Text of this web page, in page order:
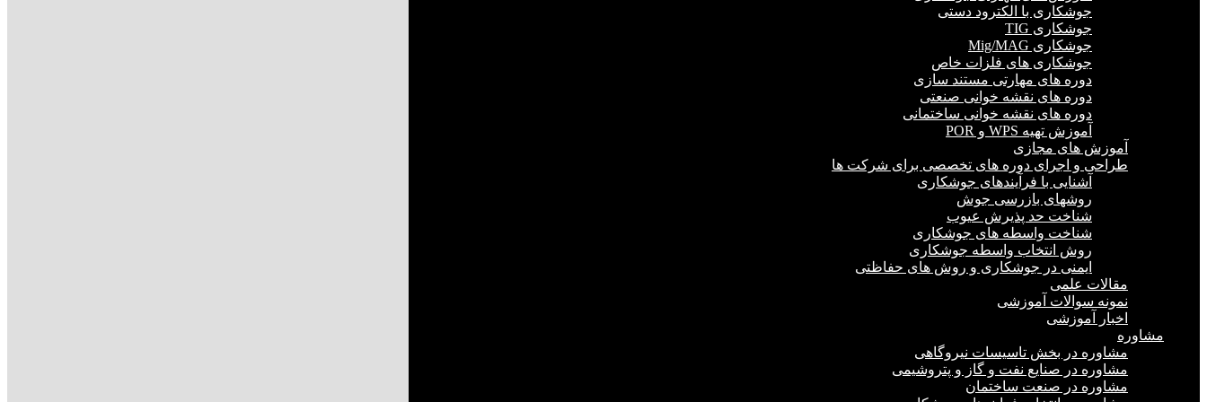
جوشکاری با الکترود دستی
جوشکاری TIG
جوشکاری Mig/MAG
جوشکاری های فلزات خاص
دوره های مهارتی مستند سازی
دوره های نقشه خوانی صنعتی
دوره های نقشه خوانی ساختمانی
آموزش تهیه WPS و POR
آموزش های مجازی
طراحی و اجرای دوره های تخصصی برای شرکت ها
آشنایی با فرآیندهای جوشکاری
روشهای بازرسی جوش
شناخت حد پذیرش عیوب
شناخت واسطه های جوشکاری
روش انتخاب واسطه جوشکاری
ایمنی در جوشکاری و روش های حفاظتی
مقالات علمی
نمونه سوالات آموزشی
اخبار آموزشی
مشاوره
مشاوره در بخش تاسیسات نیروگاهی
مشاوره در صنایع نفت و گاز و پتروشیمی
مشاوره در صنعت ساختمان